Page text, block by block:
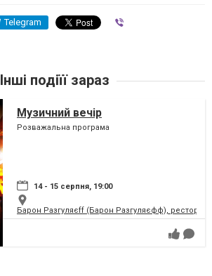
Telegram
Інші подіїї зараз
Музичний вечір
Розважальна програма
14 - 15 серпня, 19:00
Барон Разгуляєff (Барон Разгуляєфф),